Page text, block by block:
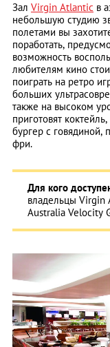
Зал Virgin Atlantic в
небольшую студию
полетами вы
поработать,
возможность
любителям кино
поиграть на ретро
больших
также на высоком
приготовят
бургер с говядиной,
фри.
Для кого
владельцы Virgin
Australia Velocity